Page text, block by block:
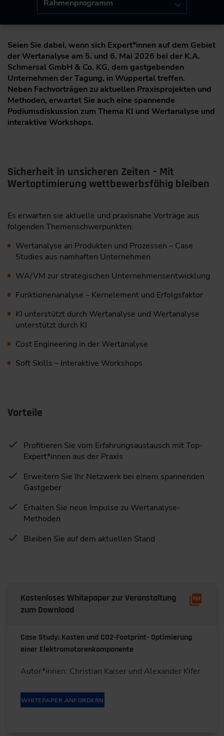
Rahmenprogramm
Seien Sie dabei, wenn sich Expert*innen auf dem Gebiet
der Wertanalyse am 5. und 6. Mai 2026 bei der K.A.
Schmersal GmbH & Co. KG, dem gastgebenden
Unternehmen der Tagung, in Wuppertal treffen.
Neben Fachvorträgen zu aktuellen Praxisprojekten und
Methoden, erwartet Sie auch eine spannende
Podiumsdiskussion zum Thema KI und Wertanalyse und
interaktive Workshops.
Sicherheit in unsicheren Zeiten – Mit
Wertoptimierung wettbewerbsfähig bleiben
Es erwarten sie aktuelle und praxisnahe Vorträge aus
folgenden Themenschwerpunkten:
Wertanalyse an Produkten und Prozessen – Case
Studies aus namhaften Unternehmen
WA/VM zur strategischen Unternehmensentwicklung
Funktionenanalyse – Kernelement und Erfolgsfaktor
KI unterstützt durch Wertanalyse und Wertanalyse
unterstützt durch KI
Cost Engineering in der Wertanalyse
Soft Skills – Interaktive Workshops
Vorteile
Profitieren Sie vom Erfahrungsaustausch mit Top-
Expert*innen aus der Praxis
Erweitern Sie Ihr Netzwerk bei einem spannenden
Gastgeber
Erhalten Sie neue Impulse zu Wertanalyse-
Methoden
Bleiben Sie auf dem aktuellen Stand
Kostenloses Whitepaper zur Veranstaltung
zum Download
Case Study: Kosten und CO2-Footprint- Optimierung
einer Elektromotorenkomponente
Autor*innen: Christian Kaiser und Alexander Kifer
WHITEPAPER ANFORDERN